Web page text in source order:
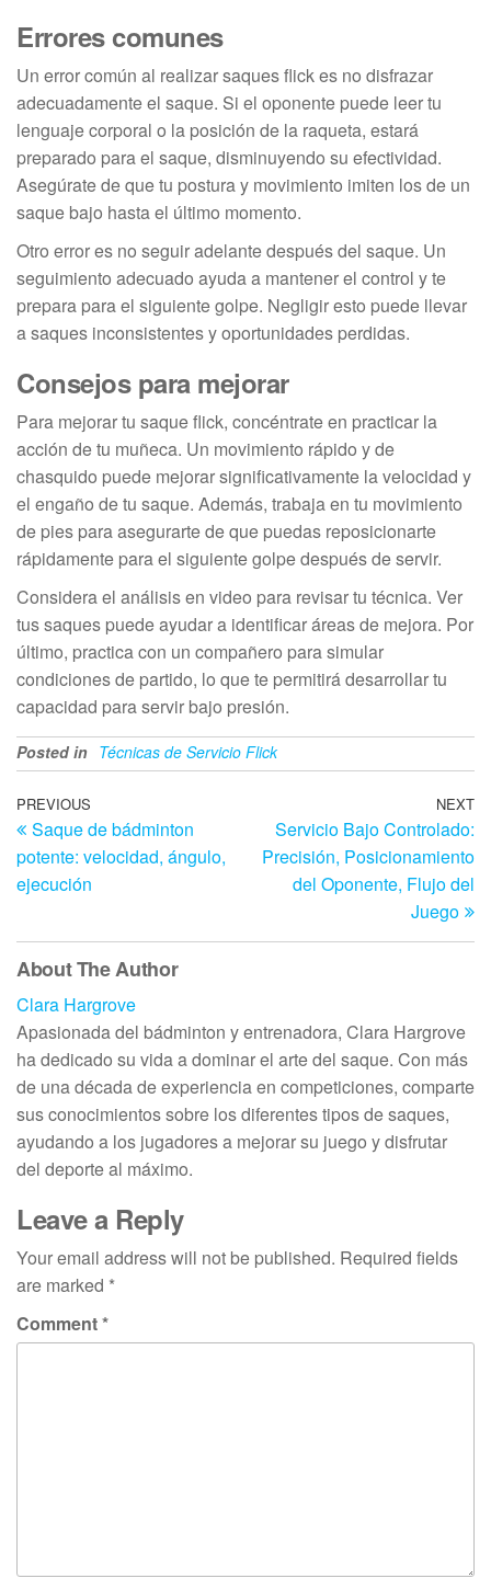
Errores comunes
Un error común al realizar saques flick es no disfrazar
adecuadamente el saque. Si el oponente puede leer tu
lenguaje corporal o la posición de la raqueta, estará
preparado para el saque, disminuyendo su efectividad.
Asegúrate de que tu postura y movimiento imiten los de un
saque bajo hasta el último momento.
Otro error es no seguir adelante después del saque. Un
seguimiento adecuado ayuda a mantener el control y te
prepara para el siguiente golpe. Negligir esto puede llevar
a saques inconsistentes y oportunidades perdidas.
Consejos para mejorar
Para mejorar tu saque flick, concéntrate en practicar la
acción de tu muñeca. Un movimiento rápido y de
chasquido puede mejorar significativamente la velocidad y
el engaño de tu saque. Además, trabaja en tu movimiento
de pies para asegurarte de que puedas reposicionarte
rápidamente para el siguiente golpe después de servir.
Considera el análisis en video para revisar tu técnica. Ver
tus saques puede ayudar a identificar áreas de mejora. Por
último, practica con un compañero para simular
condiciones de partido, lo que te permitirá desarrollar tu
capacidad para servir bajo presión.
Posted in Técnicas de Servicio Flick
Post
navigation
Previous
Post
PREVIOUS
Saque de bádminton
potente: velocidad, ángulo,
ejecución
NEXT
Servicio Bajo Controlado:
Precisión, Posicionamiento
del Oponente, Flujo del
Juego
About The Author
Clara Hargrove
Apasionada del bádminton y entrenadora, Clara Hargrove
ha dedicado su vida a dominar el arte del saque. Con más
de una década de experiencia en competiciones, comparte
sus conocimientos sobre los diferentes tipos de saques,
ayudando a los jugadores a mejorar su juego y disfrutar
del deporte al máximo.
Leave a Reply
Your email address will not be published. Required fields
are marked *
Comment*